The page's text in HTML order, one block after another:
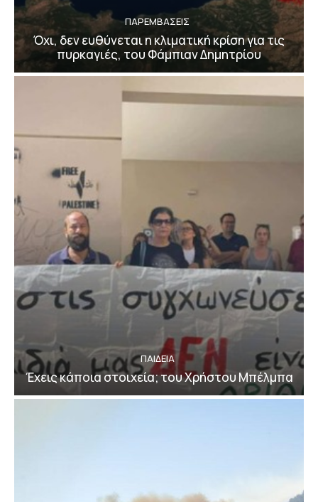
ΠΑΡΕΜΒΑΣΕΙΣ
Όχι, δεν ευθύνεται η κλιματική κρίση για τις
πυρκαγιές, του Φάμπιαν Δημητρίου
ΠΑΙΔΕΙΑ
Έχεις κάποια στοιχεία; του Χρήστου Μπέλμπα